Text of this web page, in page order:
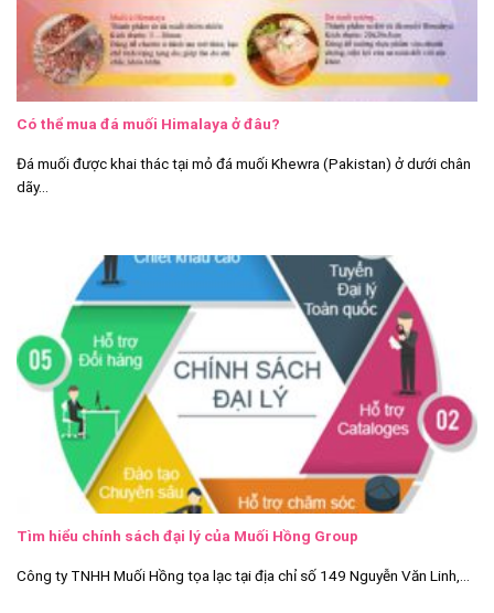
Có thể mua đá muối Himalaya ở đâu?
Đá muối được khai thác tại mỏ đá muối Khewra (Pakistan) ở dưới chân
dãy...
Tìm hiểu chính sách đại lý của Muối Hồng Group
Công ty TNHH Muối Hồng tọa lạc tại địa chỉ số 149 Nguyễn Văn Linh,...